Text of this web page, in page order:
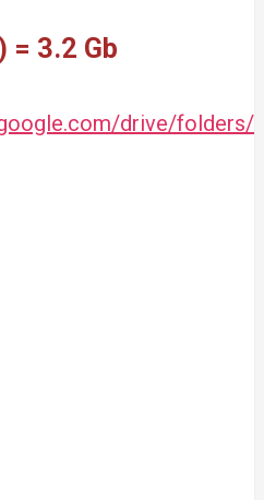
= 3.2 Gb
drive/folders/